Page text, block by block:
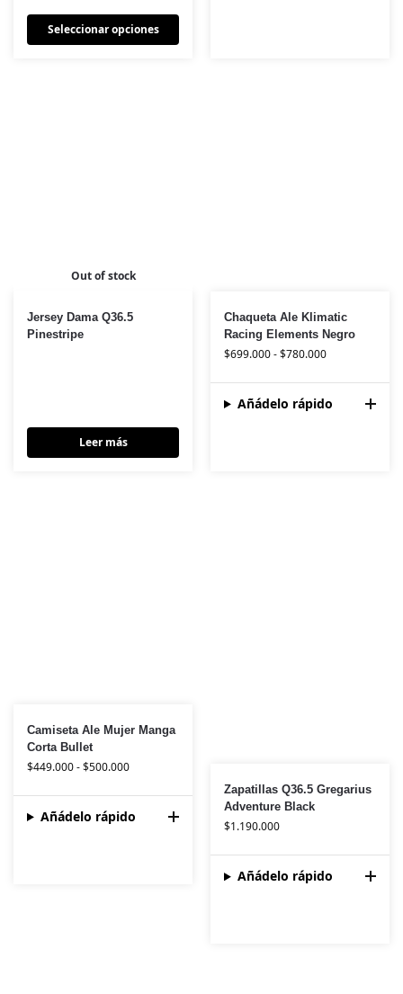
Seleccionar opciones
Out of stock
Jersey Dama Q36.5
Pinestripe
Leer más
Chaqueta Ale Klimatic
Racing Elements Negro
$699.000-$780.000
Añádelo rápido
Camiseta Ale Mujer Manga
Corta Bullet
$449.000-$500.000
Añádelo rápido
Zapatillas Q36.5 Gregarius
Adventure Black
$1.190.000
Añádelo rápido